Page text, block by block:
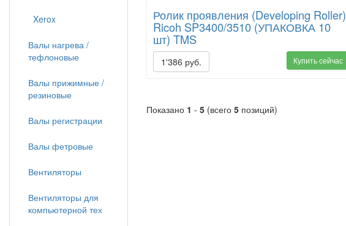
Ролик проявления (Developing Roller)
Ricoh SP3400/3510 (УПАКОВКА 10
шт) TMS
1'386 руб. Купить сейчас
Показано 1 - 5 (всего 5 позиций)
Xerox
Валы нагрева /
тефлоновые
Валы прижимные /
резиновые
Валы регистрации
Валы фетровые
Вентиляторы
Вентиляторы для
компьютерной тех